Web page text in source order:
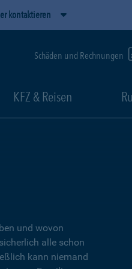
kontaktieren
Schäden und Rechnungen
KFZ & Reisen
und wovon
alle schon
kann niemand